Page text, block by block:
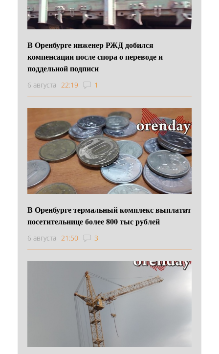
В Оренбурге инженер РЖД добился
компенсации после спора о переводе и
поддельной подписи
6 августа 22:19 1
В Оренбурге термальный комплекс выплатит
посетительнице более 800 тыс рублей
6 августа 21:50 3